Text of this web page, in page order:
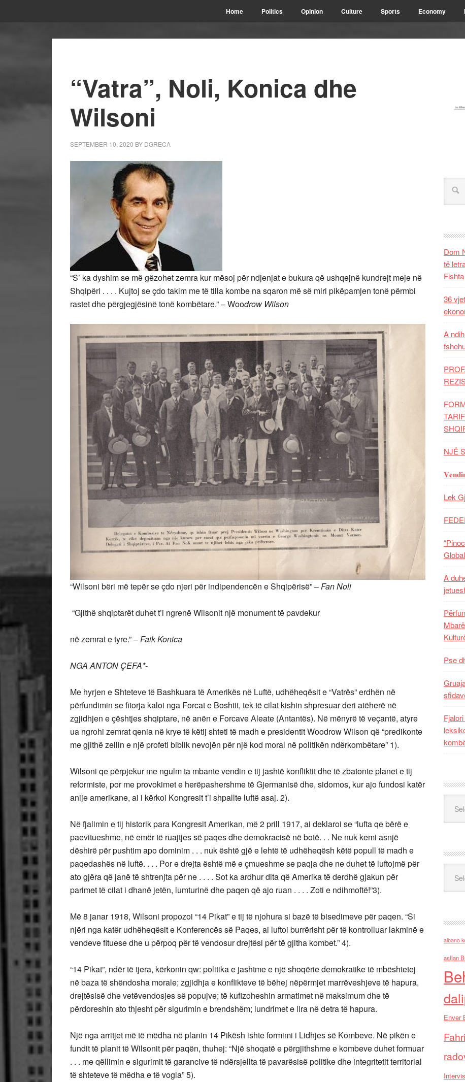
Home Politics Opinion Culture Sports Economy
“Vatra”, Noli, Konica dhe
Wilsoni
SEPTEMBER 10, 2020 BY DGRECA
“S’ ka dyshim se më gëzohet zemra kur mësoj për ndjenjat e bukura që ushqejnë kundrejt meje në
Shqipëri . . . . Kujtoj se çdo takim me të tilla kombe na sqaron më së miri pikëpamjen tonë përmbi
rastet dhe përgjegjësinë tonë kombëtare.” – Woodrow Wilson
“Wilsoni bëri më tepër se çdo njeri për indipendencën e Shqipërisë” –Fan Noli
“Gjithë shqiptarët duhet t’i ngrenë Wilsonit një monument të pavdekur
në zemrat e tyre.” –Faik Konica
NGA ANTON ÇEFA*-
Me hyrjen e Shteteve të Bashkuara të Amerikës në Luftë, udhëheqësit e “Vatrës” erdhën në
përfundimin se fitorja kaloi nga Forcat e Boshtit, tek të cilat kishin shpresuar deri atëherë në
zgjidhjen e çështjes shqiptare, në anën e Forcave Aleate (Antantës). Në mënyrë të veçantë, atyre
ua ngrohi zemrat qenia në krye të këtij shteti të madh e presidentit Woodrow Wilson që “predikonte
me gjithë zellin e një profeti biblik nevojën për një kod moral në politikën ndërkombëtare” 1).
Wilsoni qe përpjekur me ngulm ta mbante vendin e tij jashtë konfliktit dhe të zbatonte planet e tij
reformiste, por me provokimet e herëpashershme të Gjermanisë dhe, sidomos, kur ajo fundosi katër
anije amerikane, ai i kërkoi Kongresit t’i shpallte luftë asaj. 2).
Në fjalimin e tij historik para Kongresit Amerikan, më 2 prill 1917, ai deklaroi se “lufta qe bërë e
paevitueshme, në emër të ruajtjes së paqes dhe demokracisë në botë. . . Ne nuk kemi asnjë
dëshirë për pushtim apo dominim . . . nuk është gjë e lehtë të udhëheqësh këtë popull të madh e
paqedashës në luftë. . . . Por e drejta është më e çmueshme se paqja dhe ne duhet të luftojmë për
ato gjëra që janë të shtrenjta për ne . . . . Sot ka ardhur dita që Amerika të derdhë gjakun për
parimet të cilat i dhanë jetën, lumturinë dhe paqen që ajo ruan . . . . Zoti e ndihmoftë!”3).
Më 8 janar 1918, Wilsoni propozoi “14 Pikat” e tij të njohura si bazë të bisedimeve për paqen. “Si
njëri nga katër udhëheqësit e Konferencës së Paqes, ai luftoi burrërisht për të kontrolluar lakminë e
vendeve fituese dhe u përpoq për të vendosur drejtësi për të gjitha kombet.” 4).
“14 Pikat”, ndër të tjera, kërkonin qw: politika e jashtme e një shoqërie demokratike të mbështetej
në baza të shëndosha morale; zgjidhja e konflikteve të bëhej nëpërmjet marrëveshjeve të hapura,
drejtësisë dhe vetëvendosjes së popujve; të kufizoheshin armatimet në maksimum dhe të
përdoreshin ato thjesht për sigurimin e brendshëm; lundrimet e lira në detra të hapura.
Një nga arritjet më të mëdha në planin 14 Pikësh ishte formimi i Lidhjes së Kombeve. Në pikën e
fundit të planit të Wilsonit për paqën, thuhej: “Një shoqatë e përgjithshme e kombeve duhet formuar
. . . me qëllimin e sigurimit të garancive të ndërsjellta të pavarësisë politike dhe integritetit territorial
të shteteve të mëdha e të vogla” 5).
Dom
të
Fishta
36
A
NJË
Lek
A
Pse
albano
asllan
Enver